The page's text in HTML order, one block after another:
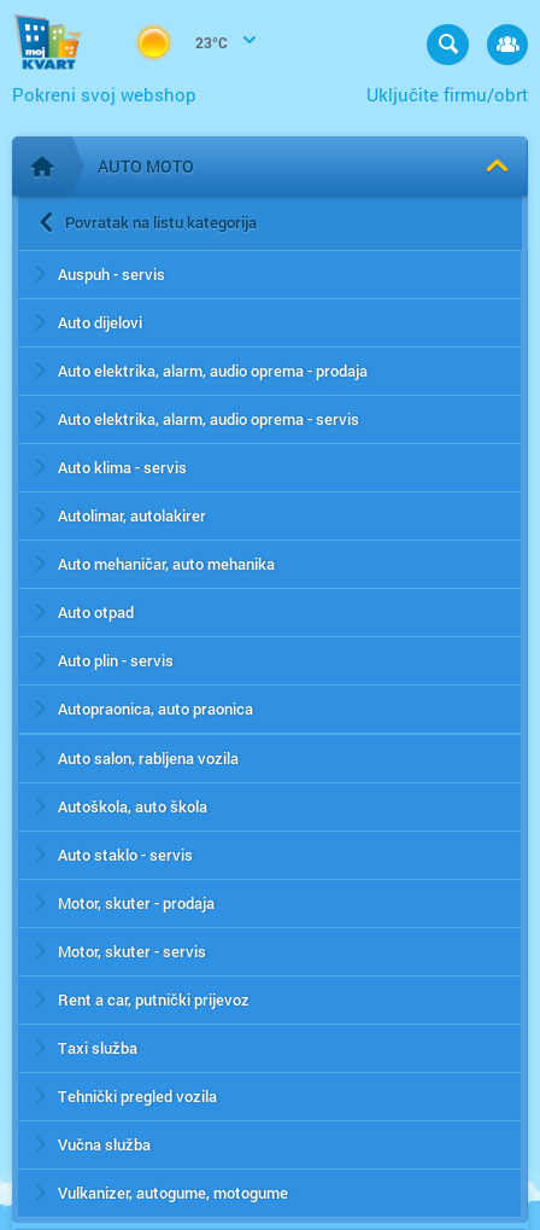
23°C
Uključite firmu/obrt
Pokreni svoj webshop
Početna stranica
AUTO MOTO
Povratak na listu kategorija
Auspuh - servis
Auto dijelovi
Auto elektrika, alarm, audio oprema - prodaja
Auto elektrika, alarm, audio oprema - servis
Auto klima - servis
Autolimar, autolakirer
Auto mehaničar, auto mehanika
Auto otpad
Auto plin - servis
Autopraonica, auto praonica
Auto salon, rabljena vozila
Autoškola, auto škola
Auto staklo - servis
Motor, skuter - prodaja
Motor, skuter - servis
Rent a car, putnički prijevoz
Taxi služba
Tehnički pregled vozila
Vučna služba
Vulkanizer, autogume, motogume